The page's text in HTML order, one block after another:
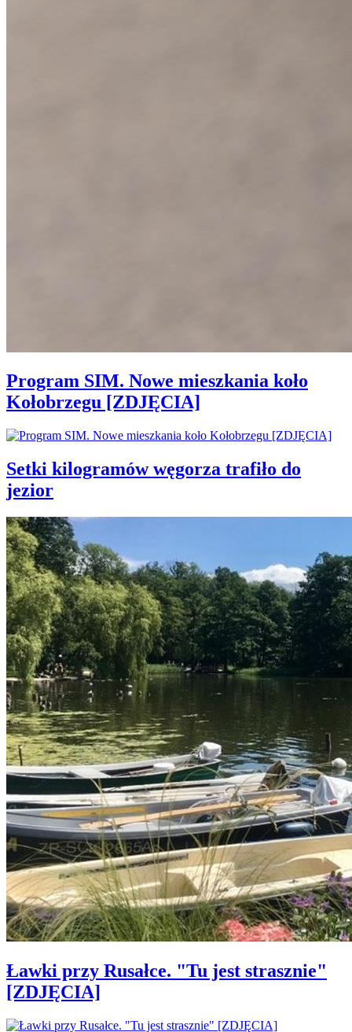
Program SIM. Nowe mieszkania koło
Kołobrzegu [ZDJĘCIA]
Setki kilogramów węgorza trafiło do
jezior
Ławki przy Rusałce. "Tu jest strasznie"
[ZDJĘCIA]